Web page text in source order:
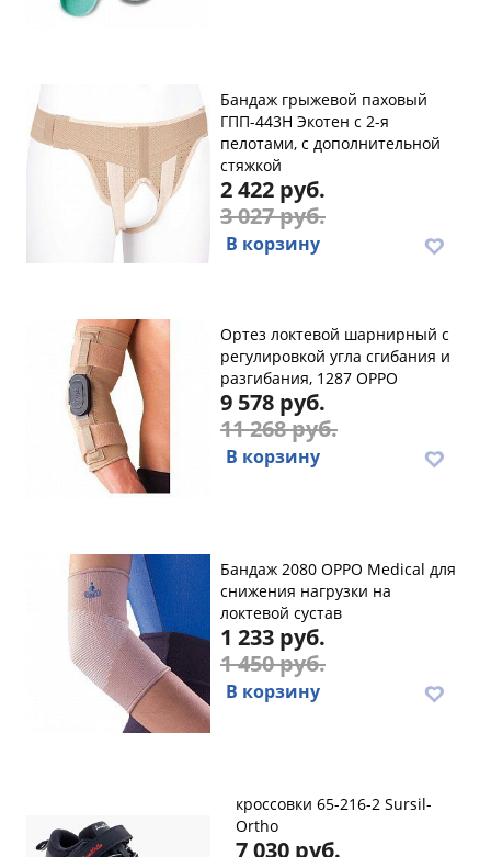
Бандаж грыжевой паховый
ГПП-443Н Экотен с 2-я
пелотами, с дополнительной
стяжкой
2 422 руб.
3 027 руб.
В корзину
Ортез локтевой шарнирный с
регулировкой угла сгибания и
разгибания, 1287 OPPO
9 578 руб.
11 268 руб.
В корзину
Бандаж 2080 OPPO Medical для
снижения нагрузки на
локтевой сустав
1 233 руб.
1 450 руб.
В корзину
кроссовки 65-216-2 Sursil-
Ortho
7 030 руб.